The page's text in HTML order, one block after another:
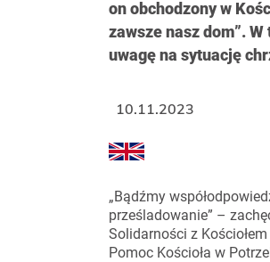
on obchodzony w
zawsze nasz dom”.
uwagę na sytuację
„Bądźmy
prześladowanie” –
Solidarności z
Pomoc Kościoła w
10.11.2023